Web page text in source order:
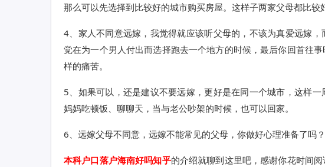
那么可以先选择到比较好的城市购买房屋。这样子两家父母都比较
4、家人不同意远嫁，我觉得就应该听父母的，不该为真爱远嫁
觉在为一个男人付出而选择跑去一个地方的时候，最后你回首往
样的痛苦。
5、如果可以，还是建议不要远嫁，更好是在同一个城市，这样
妈妈吃顿饭、聊聊天，当与老公吵架的时候，也可以回家。
6、远嫁父母不同意，远嫁不能常见的父母，你做好心理准备了吗
本科户口落户海南好吗知乎的介绍就聊到这里吧，感谢你花时间